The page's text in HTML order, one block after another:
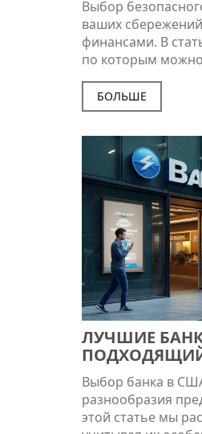
Выбор
ваших
финансами. В
по которым
банков в России,
стабильность и
приводятся
мошенников.
действительно
БОЛЬШЕ
ЛУЧШИЕ
Выбор банка в
разнообразия
этой статье мы